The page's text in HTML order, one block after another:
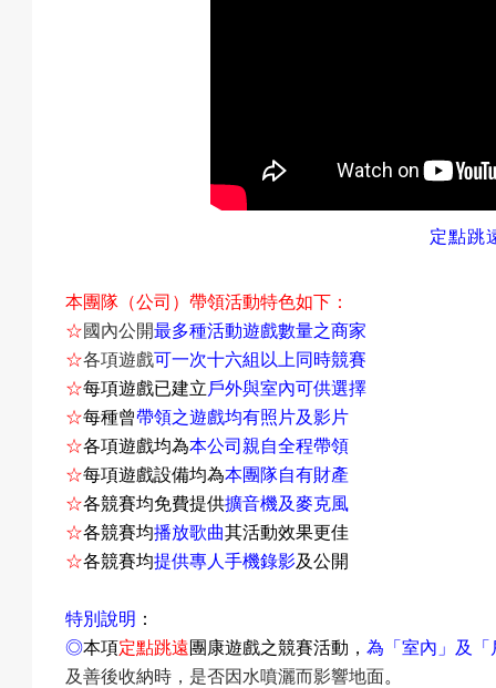
新
消
息
匯
定點跳
本團隊（公司）帶領活動特色如下：
☆國內公開最多種活動遊戲數量之商家
☆各項遊戲可一次十六組以上同時競賽
☆每項遊戲已建立戶外與室內可供選擇
☆每種曾帶領之遊戲均有照片及影片
☆各項遊戲均為本公司親自全程帶領
☆每項遊戲設備均為本團隊自有財產
☆各競賽均免費提供擴音機及麥克風
☆各競賽均播放歌曲其活動效果更佳
☆各競賽均提供專人手機錄影及公開
特別說明 ：
◎本項定點跳遠團康遊戲之競賽活動，為「室內」及
及善後收納時，是否因水噴灑而影響地面。